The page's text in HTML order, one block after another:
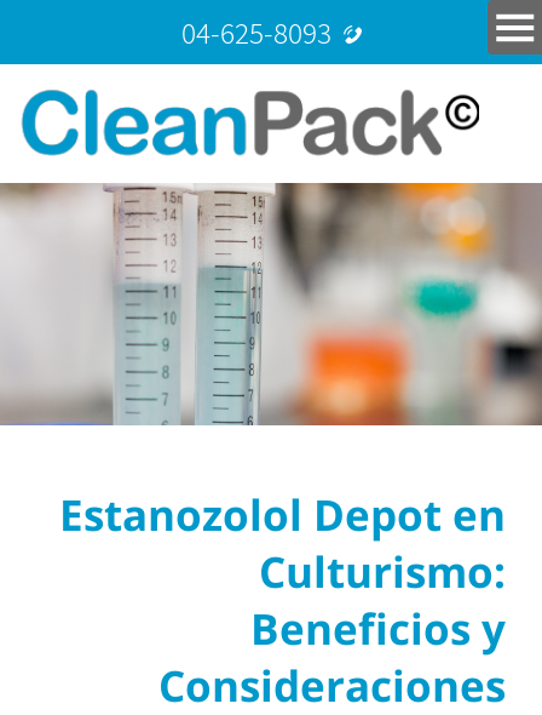
04-625-8093
Estanozolol Depot en
Culturismo:
Beneficios y
Consideraciones